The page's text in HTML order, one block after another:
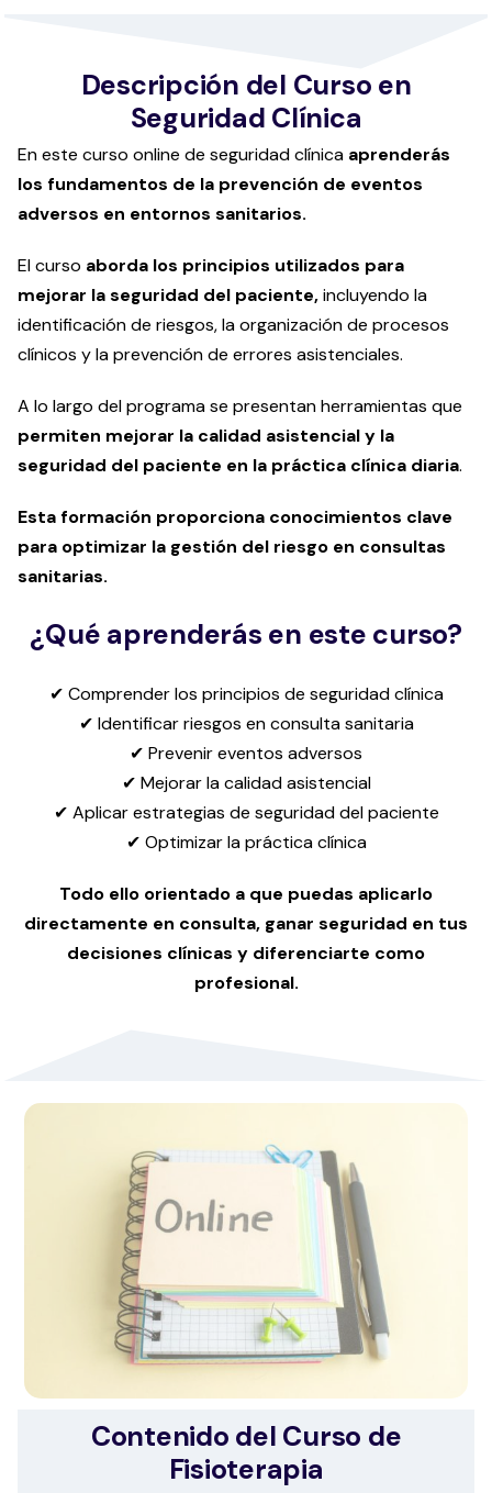
Descripción del Curso en
Seguridad Clínica
En este curso online de seguridad clínica aprenderás
los fundamentos de la prevención de eventos
adversos en entornos sanitarios.
El curso aborda los principios utilizados para
mejorar la seguridad del paciente,incluyendo la
identificación de riesgos, la organización de procesos
clínicos y la prevención de errores asistenciales.
A lo largo del programa se presentan herramientas que
permiten mejorar la calidad asistencial y la
seguridad del paciente en la práctica clínica diaria.
Esta formación proporciona conocimientos clave
para optimizar la gestión del riesgo en consultas
sanitarias.
¿Qué aprenderás en este curso?
✔ Comprender los principios de seguridad clínica
✔ Identificar riesgos en consulta sanitaria
✔ Prevenir eventos adversos
✔ Mejorar la calidad asistencial
✔ Aplicar estrategias de seguridad del paciente
✔ Optimizar la práctica clínica
Todo ello orientado a que puedas aplicarlo
directamente en consulta, ganar seguridad en tus
decisiones clínicas y diferenciarte como
profesional.
Contenido del Curso de
Fisioterapia